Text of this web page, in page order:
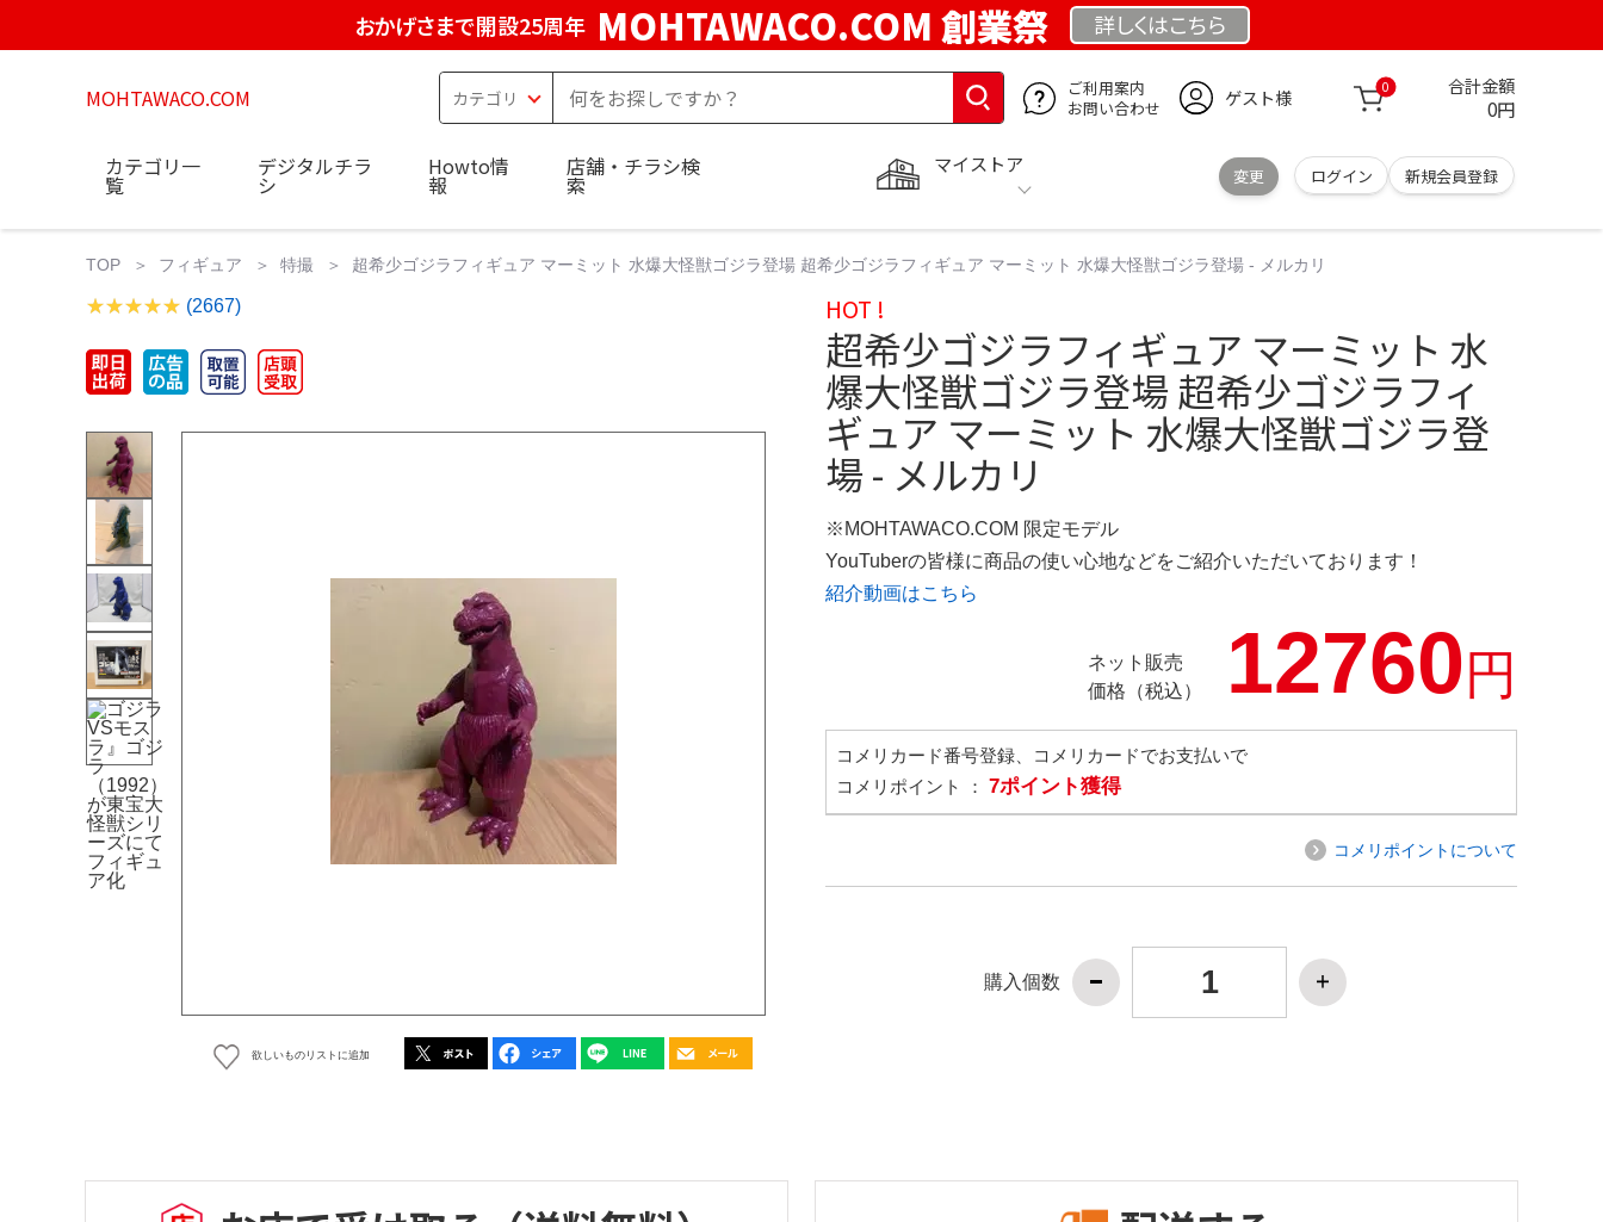
おかげさまで開設25周年 MOHTAWACO.COM 創業祭 詳しくはこちら
MOHTAWACO.COM
ご利用案内
お問い合わせ
ゲスト様 0 合計金額
0円
マイストア
変更 ログイン 新規会員登録
カテゴリ一
覧
デジタルチラ
シ
Howto情
報
店舗・チラシ検
索
TOP フィギュア 特撮 超希少ゴジラフィギュア マーミット 水爆大怪獣ゴジラ登場 超希少ゴジラフィギュア マーミット 水爆大怪獣ゴジラ登場 - メルカリ
(2667)
欲しいものリストに追加
HOT !
超希少ゴジラフィギュア マーミット 水
爆大怪獣ゴジラ登場 超希少ゴジラフィ
ギュア マーミット 水爆大怪獣ゴジラ登
場 - メルカリ
※MOHTAWACO.COM 限定モデル
YouTuberの皆様に商品の使い心地などをご紹介いただいております！
紹介動画はこちら
ネット販売
価格（税込）
12760円
コメリカード番号登録、コメリカードでお支払いで
コメリポイント ： 7ポイント獲得
コメリポイントについて
購入個数